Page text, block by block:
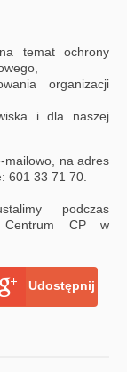
temat ochrony
organizacji
i dla naszej
mailowo, na adres
601 33 71 70.
podczas
Centrum CP w
Udostępnij